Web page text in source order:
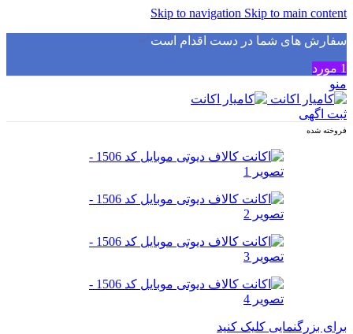
Skip to navigation Skip to main content
سفارش های شما در دست اقدام است✅
1 مورد
منو
ثبت اگهی
فروخته شده
برای بزرگنمایی کلیک کنید